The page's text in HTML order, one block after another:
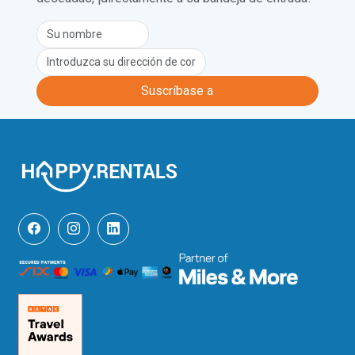
están abiertos durante el horario de
funcionamiento del funicular.
El pueblo de Brè, uno de los más
soleados del Tesino, se encuentra a 20
minutos a pie. Aquí los huéspedes
centro del pueblo, y el Grotto
Castagneto, situado en el bosque. El
su mobiliario artístico, con 20 obras de
arte de artistas internacionales en el
Simone y San Fedele se pueden
admirar los frescos de Joseph Birò, un
del arte también pueden visitar el
famoso museo del artista Wilhelm
Suscríbase a